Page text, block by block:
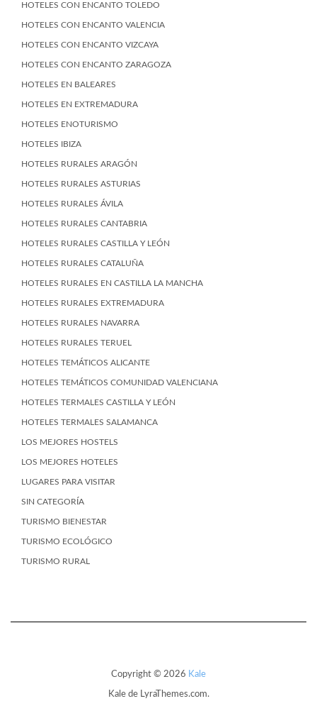
HOTELES CON ENCANTO TOLEDO
HOTELES CON ENCANTO VALENCIA
HOTELES CON ENCANTO VIZCAYA
HOTELES CON ENCANTO ZARAGOZA
HOTELES EN BALEARES
HOTELES EN EXTREMADURA
HOTELES ENOTURISMO
HOTELES IBIZA
HOTELES RURALES ARAGÓN
HOTELES RURALES ASTURIAS
HOTELES RURALES ÁVILA
HOTELES RURALES CANTABRIA
HOTELES RURALES CASTILLA Y LEÓN
HOTELES RURALES CATALUÑA
HOTELES RURALES EN CASTILLA LA MANCHA
HOTELES RURALES EXTREMADURA
HOTELES RURALES NAVARRA
HOTELES RURALES TERUEL
HOTELES TEMÁTICOS ALICANTE
HOTELES TEMÁTICOS COMUNIDAD VALENCIANA
HOTELES TERMALES CASTILLA Y LEÓN
HOTELES TERMALES SALAMANCA
LOS MEJORES HOSTELS
LOS MEJORES HOTELES
LUGARES PARA VISITAR
SIN CATEGORÍA
TURISMO BIENESTAR
TURISMO ECOLÓGICO
TURISMO RURAL
Copyright © 2026 Kale
Kalede LyraThemes.com.